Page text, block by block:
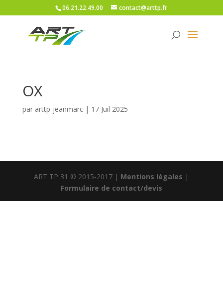
06.21.22.49.00 contact@arttp.fr
OX
par arttp-jeanmarc| 17 Juil 2025
ART TP 31 © 2015-2017 | Mentions légales |
Formulaire de contact/devis